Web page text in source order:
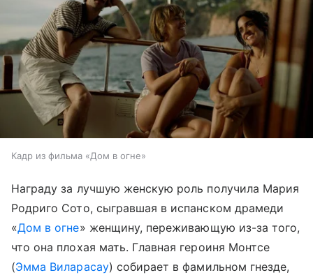
Кадр из фильма «Дом в огне»
Награду за лучшую женскую роль получила Мария
Родриго Сото, сыгравшая в испанском драмеди
«Дом в огне» женщину, переживающую из-за того,
что она плохая мать. Главная героиня Монтсе
(Эмма Виларасау) собирает в фамильном гнезде,